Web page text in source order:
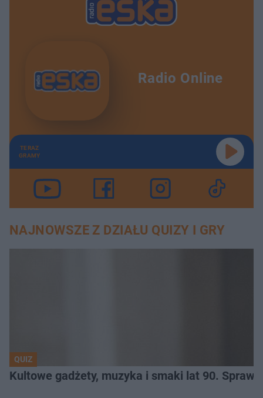
Radio Online
TERAZ
GRAMY
NAJNOWSZE Z DZIAŁU QUIZY I GRY
QUIZ
Kultowe gadżety, muzyka i smaki lat 90.